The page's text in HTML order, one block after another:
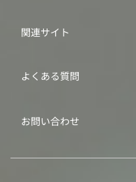
関連サイト
よくある質問
お問い合わせ